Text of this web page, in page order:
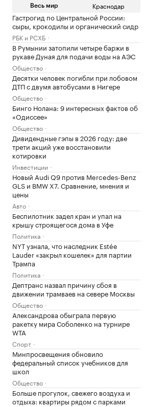
Весь мир Краснодар
Гастрогид по Центральной России:
сыры, крокодилы и органический сидр
РБК и РСХБ
В Румынии затопили четыре баржи в
рукаве Дуная для подачи воды на АЭС
Общество
Десятки человек погибли при лобовом
ДТП с двумя автобусами в Нигере
Общество
Бинго Нолана: 9 интересных фактов об
«Одиссее»
Общество
Дивидендные гэпы в 2026 году: две
трети акций уже восстановили
котировки
Инвестиции
Новый Audi Q9 против Mercedes-Benz
GLS и BMW X7. Сравнение, мнения и
цены
Авто
Беспилотник задел кран и упал на
крышу строящегося дома в Уфе
Политика
NYT узнала, что наследник Estée
Lauder «закрыл кошелек» для партии
Трампа
Политика
Дептранс назвал причину сбоя в
движении трамваев на севере Москвы
Общество
Александрова обыграла первую
ракетку мира Соболенко на турнире
WTA
Спорт
Минпросвещения обновило
федеральный список учебников для
школ
Общество
Больше прогулок, свежего воздуха и
отдыха: квартиры рядом с парками